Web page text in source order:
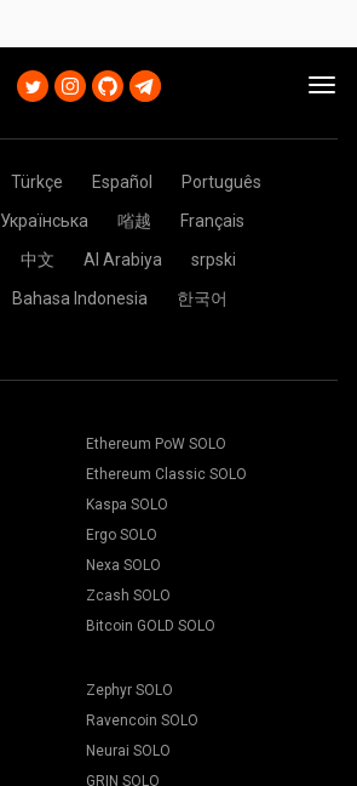
Türkçe Español
Português
Українська 㗂越
Français
中文 Al Arabiya
srpski
Bahasa Indonesia
한국어
Ethereum PoW SOLO
Ethereum Classic SOLO
Kaspa SOLO
Ergo SOLO
Nexa SOLO
Zcash SOLO
Bitcoin GOLD SOLO
Zephyr SOLO
Ravencoin SOLO
Neurai SOLO
GRIN SOLO